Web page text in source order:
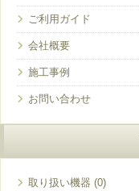
ご利用ガイド
会社概要
施工事例
お問い合わせ
取り扱い機器